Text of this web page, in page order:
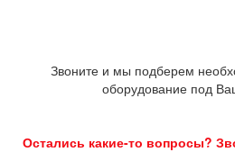
Звоните и мы подберем
оборудование под
Остались какие-то вопросы?